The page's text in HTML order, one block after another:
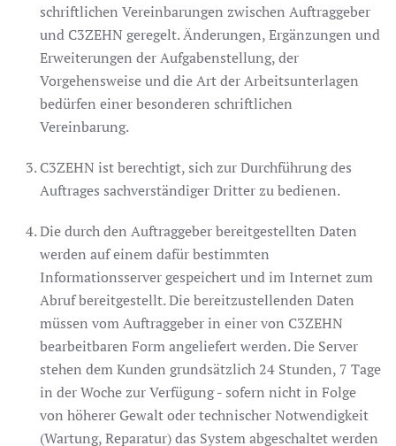
schriftlichen Vereinbarungen zwischen Auftraggeber
und C3ZEHN geregelt. Änderungen, Ergänzungen und
Erweiterungen der Aufgabenstellung, der
Vorgehensweise und die Art der Arbeitsunterlagen
bedürfen einer besonderen schriftlichen
Vereinbarung.
C3ZEHN ist berechtigt, sich zur Durchführung des
Auftrages sachverständiger Dritter zu bedienen.
Die durch den Auftraggeber bereitgestellten Daten
werden auf einem dafür bestimmten
Informationsserver gespeichert und im Internet zum
Abruf bereitgestellt. Die bereitzustellenden Daten
müssen vom Auftraggeber in einer von C3ZEHN
bearbeitbaren Form angeliefert werden. Die Server
stehen dem Kunden grundsätzlich 24 Stunden, 7 Tage
in der Woche zur Verfügung - sofern nicht in Folge
von höherer Gewalt oder technischer Notwendigkeit
(Wartung, Reparatur) das System abgeschaltet werden